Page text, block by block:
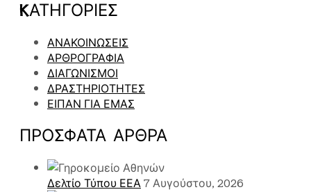
KΑΤΗΓΟΡΊΕΣ
ΑΝΑΚΟΙΝΩΣΕΙΣ
ΑΡΘΡΟΓΡΑΦΙΑ
ΔΙΑΓΩΝΙΣΜΟΙ
ΔΡΑΣΤΗΡΙΟΤΗΤΕΣ
ΕΙΠΑΝ ΓΙΑ ΕΜΑΣ
ΠΡΌΣΦΑΤΑ ΑΡΘΡΑ
Δελτίο Τύπου ΕΕΑ 7 Αυγούστου, 2026